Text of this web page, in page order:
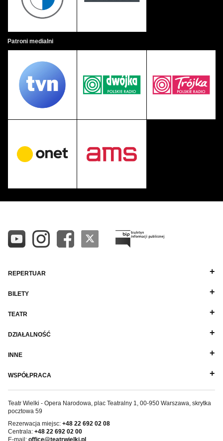
Patroni medialni
REPERTUAR
BILETY
TEATR
DZIAŁALNOŚĆ
INNE
WSPÓŁPRACA
Teatr Wielki - Opera Narodowa, plac Teatralny 1, 00-950 Warszawa, skrytka
pocztowa 59
Rezerwacja miejsc: +48 22 692 02 08
Centrala: +48 22 692 02 00
E-mail: office@teatrwielki.pl